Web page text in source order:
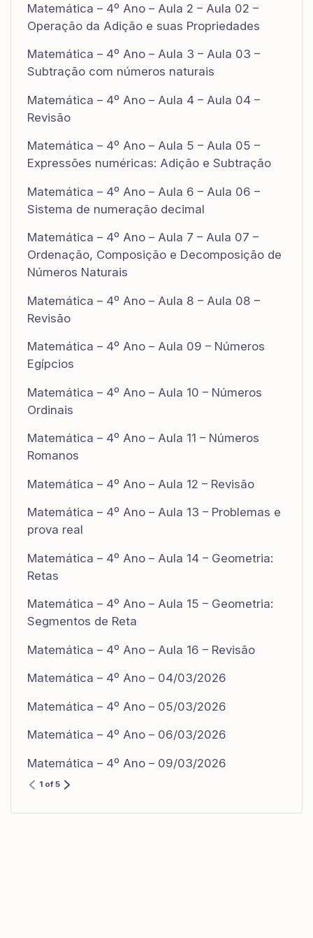
Matemática – 4º Ano – Aula 2 – Aula 02 –
Operação da Adição e suas Propriedades
Matemática – 4º Ano – Aula 3 – Aula 03 –
Subtração com números naturais
Matemática – 4º Ano – Aula 4 – Aula 04 –
Revisão
Matemática – 4º Ano – Aula 5 – Aula 05 –
Expressões numéricas: Adição e Subtração
Matemática – 4º Ano – Aula 6 – Aula 06 –
Sistema de numeração decimal
Matemática – 4º Ano – Aula 7 – Aula 07 –
Ordenação, Composição e Decomposição de
Números Naturais
Matemática – 4º Ano – Aula 8 – Aula 08 –
Revisão
Matemática – 4º Ano – Aula 09 – Números
Egípcios
Matemática – 4º Ano – Aula 10 – Números
Ordinais
Matemática – 4º Ano – Aula 11 – Números
Romanos
Matemática – 4º Ano – Aula 12 – Revisão
Matemática – 4º Ano – Aula 13 – Problemas e
prova real
Matemática – 4º Ano – Aula 14 – Geometria:
Retas
Matemática – 4º Ano – Aula 15 – Geometria:
Segmentos de Reta
Matemática – 4º Ano – Aula 16 – Revisão
Matemática – 4º Ano – 04/03/2026
Matemática – 4º Ano – 05/03/2026
Matemática – 4º Ano – 06/03/2026
Matemática – 4º Ano – 09/03/2026
1 of 5